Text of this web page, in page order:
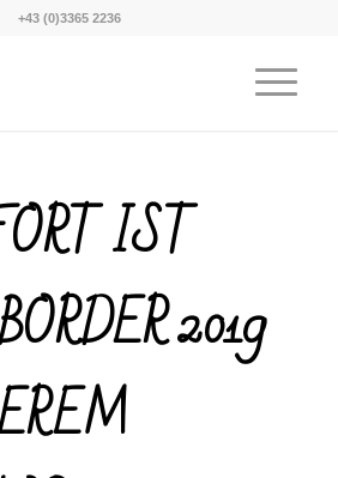
+43 (0)3365 2236
IST
2019